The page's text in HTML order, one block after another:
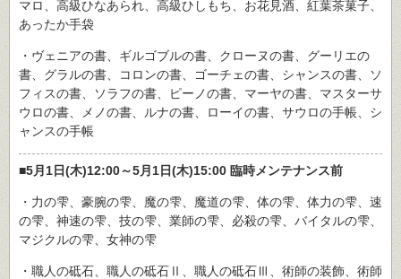
マロ、高級ひなあられ、高級ひしもち、お花見酒、紅葉茶菓子、
あったか手袋
・ヴェニアの書、ギルゴブルの書、クローヌの書、グーリエの
書、グラルの書、コロンの書、ゴーチェの書、シャンスの書、ソ
フィスの書、ソラフの書、ピーノの書、マーヤの書、マスターサ
ウロの書、メノの書、ルナの書、ローイの書、サウロの手帳、シ
ャンスの手帳
■5月1日(木)12:00～5月1日(木)15:00 臨時メンテナンス前
・力の雫、豪腕の雫、魔の雫、魔道の雫、体の雫、体力の雫、速
の雫、神速の雫、技の雫、業師の雫、必殺の雫、バイタルの雫、
マジクルの雫、女神の雫
・職人の砥石、職人の砥石Ⅱ、職人の砥石Ⅲ、術師の装飾、術師